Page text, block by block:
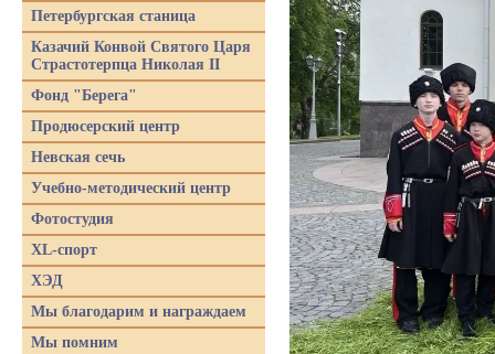
Петербургская станица
Казачий Конвой Святого Царя
Страстотерпца Николая II
Фонд "Берега"
Продюсерский центр
Невская сечь
Учебно-методический центр
Фотостудия
XL-спорт
ХЭД
Мы благодарим и награждаем
Мы помним